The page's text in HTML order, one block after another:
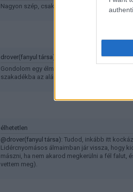
Nagyon szép, csak azt a ronda rózsaszín
drover(fanyul társa)
Gondolom egy élmény lesz az is, amikor egy
szakadékba az alámosódások miatt..Mint a
élhetetlen
@drover(fanyul társa): Tudod, inkább itt
Lidércnyomásos álmaimban jár vissza, hogy
mászni, ha nem akarod megkerülni a fél falut,
vettem meg).